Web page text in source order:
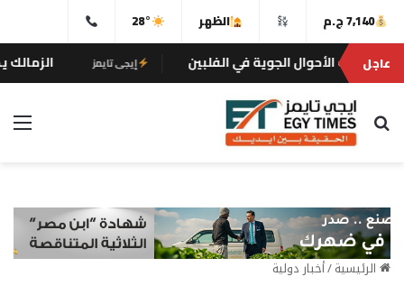
7,140 ج.م الظهر
28°
عاجل
إيجى تايمز الزمالك يكثف
بحث عن
الرئيسية/أخبار دولية